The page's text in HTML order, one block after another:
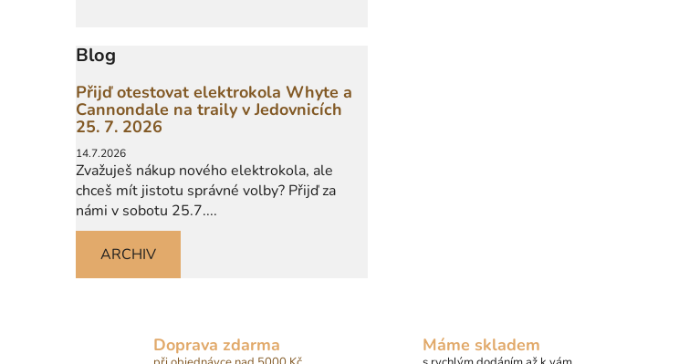
Blog
Přijď otestovat elektrokola Whyte a
Cannondale na traily v Jedovnicích
25. 7. 2026
14.7.2026
Zvažuješ nákup nového elektrokola, ale
chceš mít jistotu správné volby? Přijď za
námi v sobotu 25.7....
ARCHIV
Doprava zdarma Máme skladem